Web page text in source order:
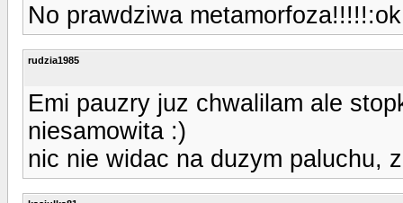
No prawdziwa
rudzia1985
Emi pauzry juz chwalilam ale
niesamowita :)
nic nie widac na duzym paluchu,